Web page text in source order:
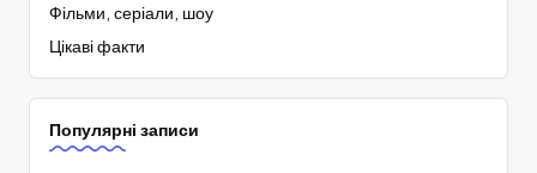
Фільми, серіали, шоу
Цікаві факти
Популярні записи